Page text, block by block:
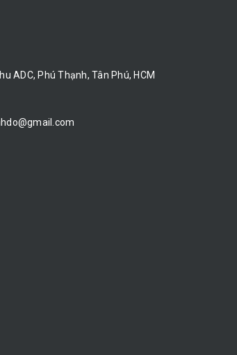
ADC, Phú Thạnh, Tân Phú, HCM